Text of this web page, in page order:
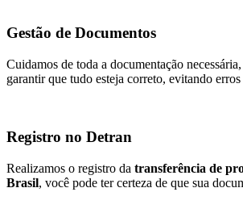
Gestão de Documentos
Cuidamos de toda a documentação
garantir que tudo esteja correto, evitando
Registro no Detran
Realizamos o registro da transferência de
Brasil, você pode ter certeza de que sua